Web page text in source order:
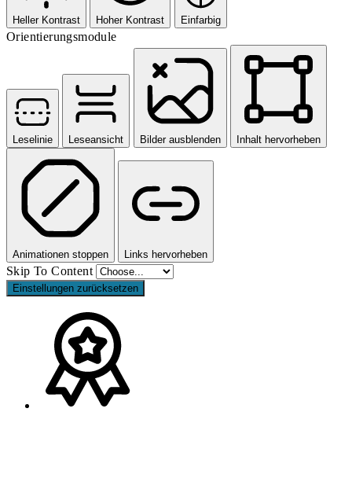
Heller Kontrast Hoher Kontrast Einfarbig
Orientierungsmodule
Leselinie Leseansicht Bilder ausblenden Inhalt hervorheben
Animationen stoppen Links hervorheben
Skip To Content
Einstellungen zurücksetzen